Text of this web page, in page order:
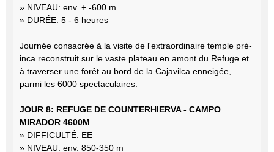
» NIVEAU: env. + -600 m
» DURÉE: 5 - 6 heures
Journée consacrée à la visite de l'extraordinaire temple pré-
inca reconstruit sur le vaste plateau en amont du Refuge et
à traverser une forêt au bord de la Cajavilca enneigée,
parmi les 6000 spectaculaires.
JOUR 8: REFUGE DE COUNTERHIERVA - CAMPO
MIRADOR 4600M
» DIFFICULTÉ: EE
» NIVEAU: env. 850-350 m